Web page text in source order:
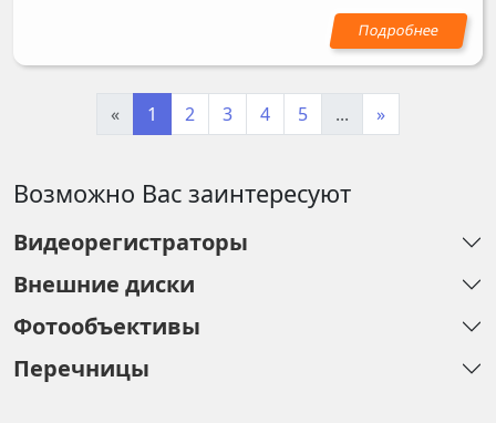
« 1 2 3 4 5 ... »
Возможно Вас заинтересуют
Видеорегистраторы
Внешние диски
Фотообъективы
Перечницы